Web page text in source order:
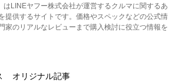
はLINEヤフー株式会社が運営するクルマに関するあ
提供するサイトです。価格やスペックなどの公式情
家のリアルなレビューまで購入検討に役立つ情報を
オリジナル記事